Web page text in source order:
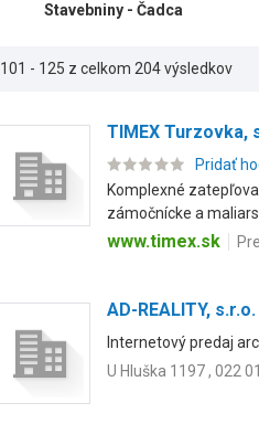
Stavebniny - Čadca
101 - 125 z celkom 204 výsledkov
TIMEX Turzovka,
Pridať
Komplexné
zámočnícke a
www.timex.sk
AD-REALITY, s.r.o.
Internetový predaj
U Hluška 1197 , 022